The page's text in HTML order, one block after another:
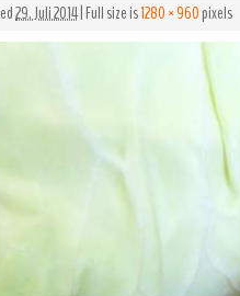
29. Juli 2014|Full size is1280 × 960pixels